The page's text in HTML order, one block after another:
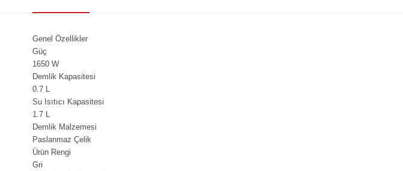
Genel Özellikler
Güç
1650 W
Demlik Kapasitesi
0.7 L
Su Isıtıcı Kapasitesi
1.7 L
Demlik Malzemesi
Paslanmaz Çelik
Ürün Rengi
Gri